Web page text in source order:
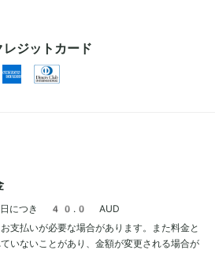
ジットカード
につき 40.0 AUD
支払いが必要な場合があります。また料金と
いないことがあり、金額が変更される場合が